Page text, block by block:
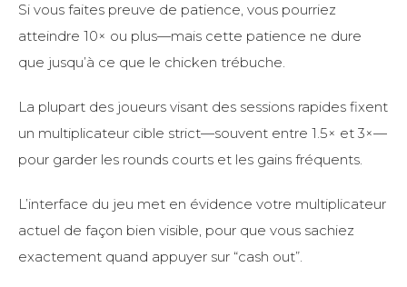
Si vous faites preuve de patience, vous pourriez
atteindre 10× ou plus—mais cette patience ne dure
que jusqu’à ce que le chicken trébuche.
La plupart des joueurs visant des sessions rapides fixent
un multiplicateur cible strict—souvent entre 1.5× et 3×—
pour garder les rounds courts et les gains fréquents.
L’interface du jeu met en évidence votre multiplicateur
actuel de façon bien visible, pour que vous sachiez
exactement quand appuyer sur “cash out”.